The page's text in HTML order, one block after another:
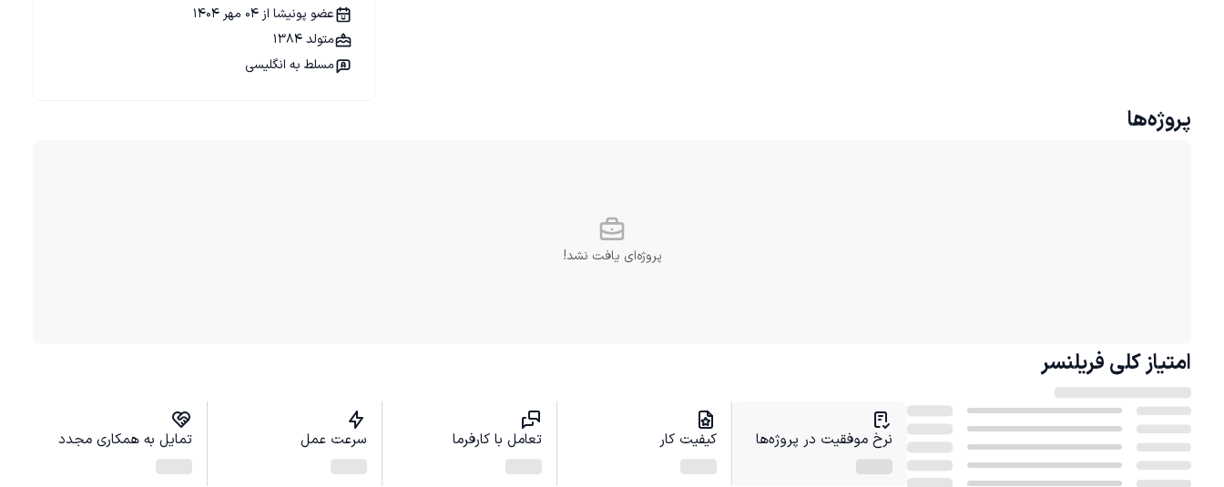
عضو پونیشا از 04 مهر 1404
متولد 1384
مسلط به انگلیسی
پروژه‌ها
پروژه‌ای یافت نشد!
امتیاز کلی فریلنسر
نرخ موفقیت در پروژه‌ها کیفیت کار تعامل با کارفرما سرعت عمل تمایل به همکاری مجدد